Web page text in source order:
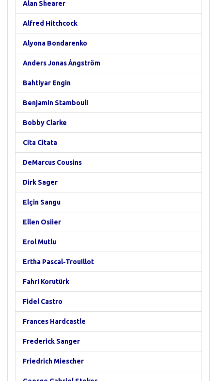
Alan Shearer
Alfred Hitchcock
Alyona Bondarenko
Anders Jonas Ångström
Bahtiyar Engin
Benjamin Stambouli
Bobby Clarke
Cita Citata
DeMarcus Cousins
Dirk Sager
Elçin Sangu
Ellen Osiier
Erol Mutlu
Ertha Pascal-Trouillot
Fahri Korutürk
Fidel Castro
Frances Hardcastle
Frederick Sanger
Friedrich Miescher